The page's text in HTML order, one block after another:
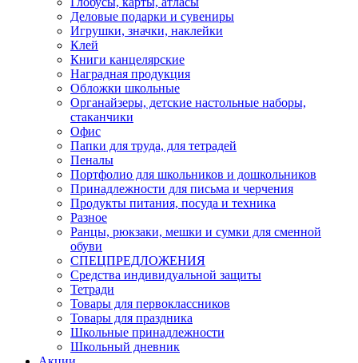
Деловые подарки и сувениры
Игрушки, значки, наклейки
Клей
Книги канцелярские
Наградная продукция
Обложки школьные
Органайзеры, детские настольные наборы,
стаканчики
Офис
Папки для труда, для тетрадей
Пеналы
Портфолио для школьников и дошкольников
Принадлежности для письма и черчения
Продукты питания, посуда и техника
Разное
Ранцы, рюкзаки, мешки и сумки для сменной
обуви
СПЕЦПРЕДЛОЖЕНИЯ
Средства индивидуальной защиты
Тетради
Товары для первоклассников
Товары для праздника
Школьные принадлежности
Школьный дневник